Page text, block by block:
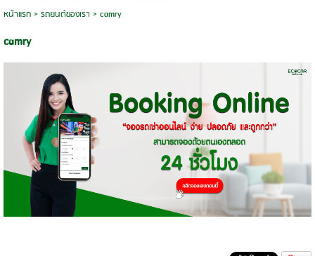
หน้าแรก> รถยนต์ของเรา > camry
camry